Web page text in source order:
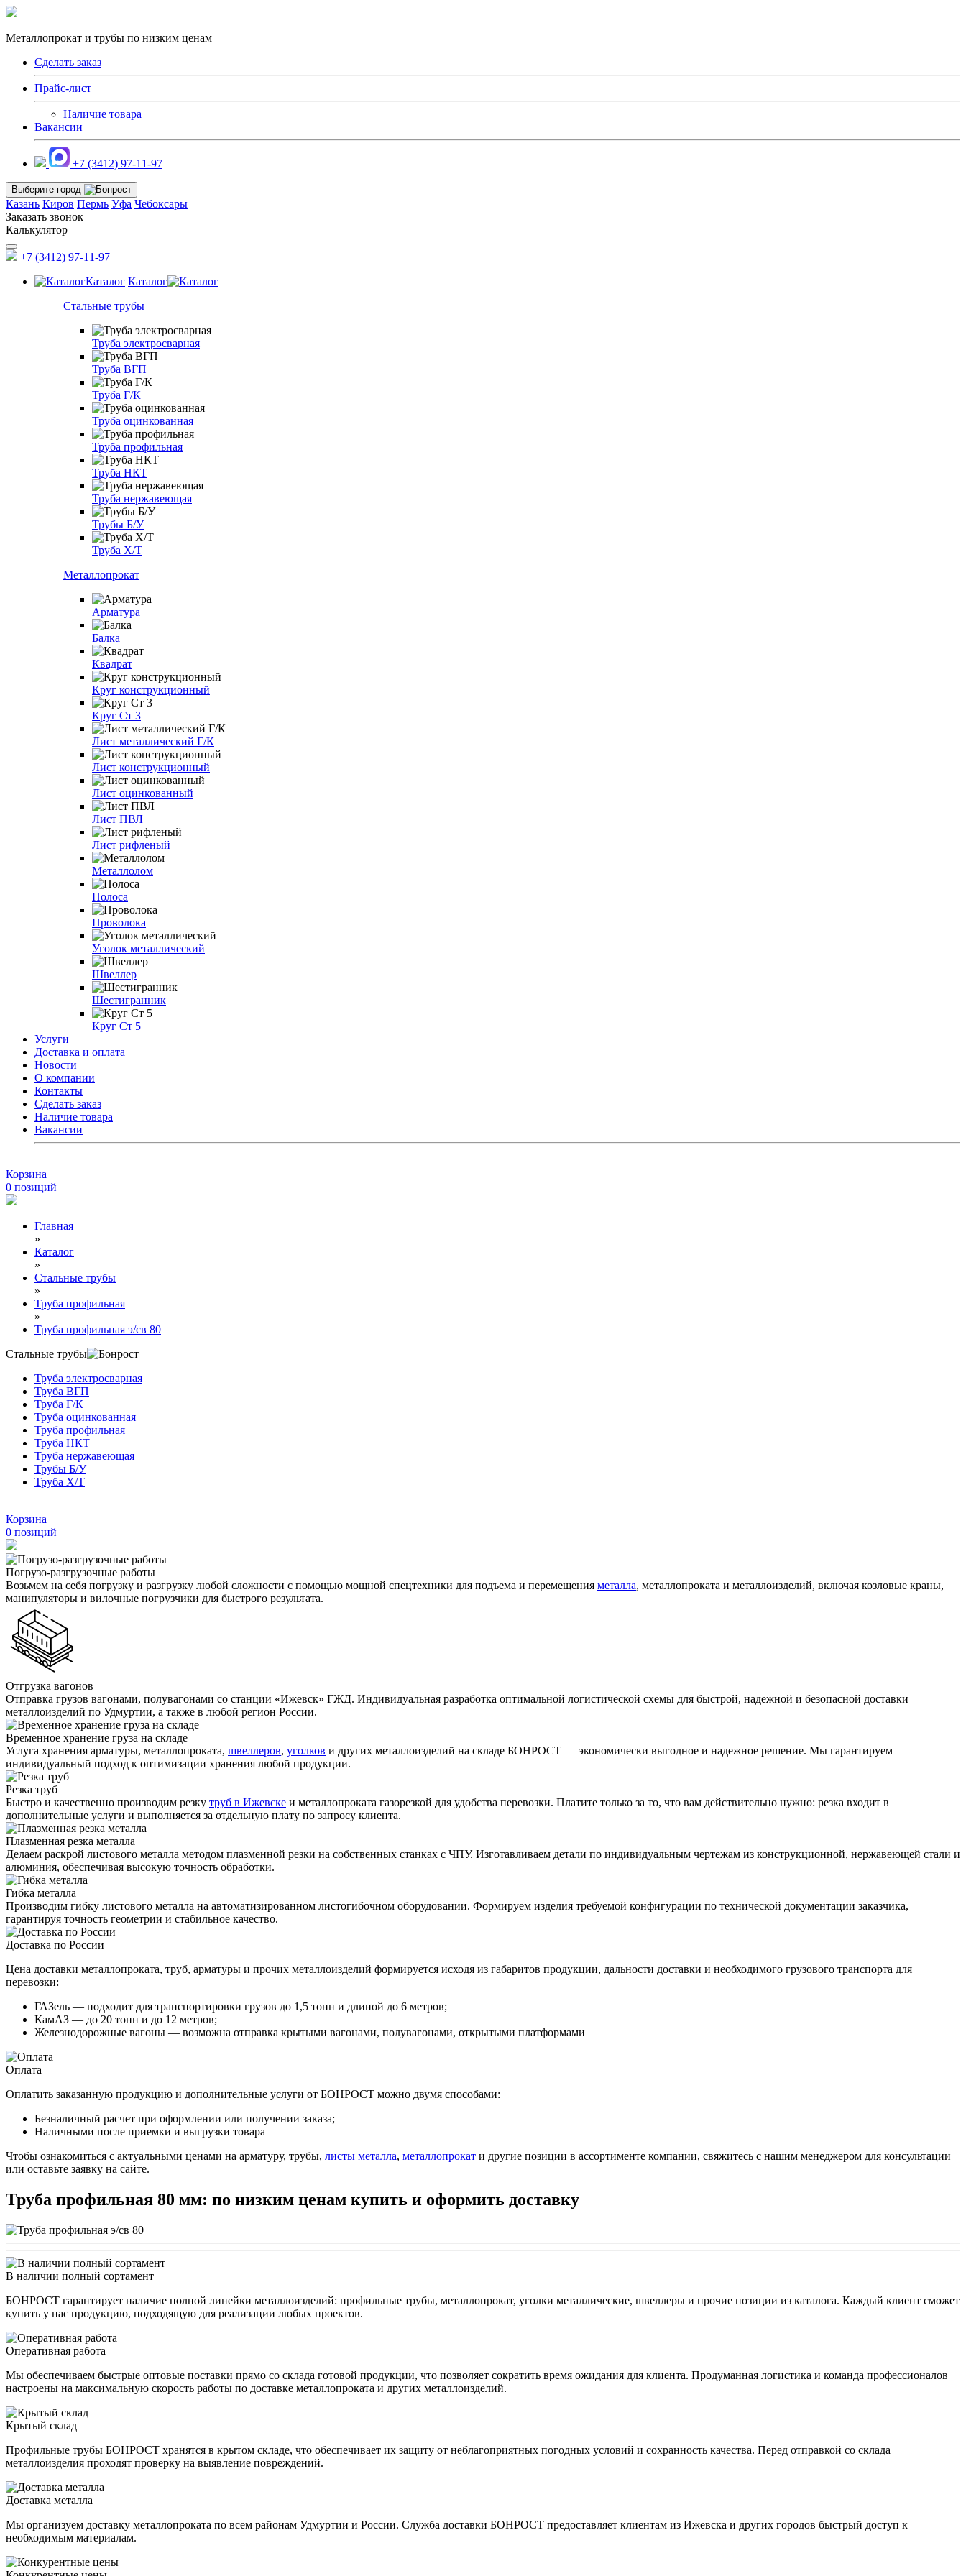
Металлопрокат и трубы по низким ценам
Сделать заказ
Прайс-лист
Наличие товара
Вакансии
+7 (3412) 97-11-97
Выберите город
Казань Киров Пермь Уфа Чебоксары
Заказать звонок
Калькулятор
+7 (3412) 97-11-97
Каталог Каталог
Стальные трубы
Труба электросварная
Труба ВГП
Труба Г/К
Труба оцинкованная
Труба профильная
Труба НКТ
Труба нержавеющая
Трубы Б/У
Труба Х/Т
Металлопрокат
Арматура
Балка
Квадрат
Круг конструкционный
Круг Ст 3
Лист металлический Г/К
Лист конструкционный
Лист оцинкованный
Лист ПВЛ
Лист рифленый
Металлолом
Полоса
Проволока
Уголок металлический
Швеллер
Шестигранник
Круг Ст 5
Услуги
Доставка и оплата
Новости
О компании
Контакты
Сделать заказ
Наличие товара
Вакансии
Корзина
0 позиций
Главная
»
Каталог
»
Стальные трубы
»
Труба профильная
»
Труба профильная э/св 80
Стальные трубы
Труба электросварная
Труба ВГП
Труба Г/К
Труба оцинкованная
Труба профильная
Труба НКТ
Труба нержавеющая
Трубы Б/У
Труба Х/Т
Корзина
0 позиций
Погрузо-разгрузочные работы
Возьмем на себя погрузку и разгрузку любой сложности с помощью мощной спецтехники для подъема и перемещения металла, металлопроката и металлоизделий, включая козловые краны,
манипуляторы и вилочные погрузчики для быстрого результата.
Отгрузка вагонов
Отправка грузов вагонами, полувагонами со станции «Ижевск» ГЖД. Индивидуальная разработка оптимальной логистической схемы для быстрой, надежной и безопасной доставки
металлоизделий по Удмуртии, а также в любой регион России.
Временное хранение груза на складе
Услуга хранения арматуры, металлопроката, швеллеров, уголков и других металлоизделий на складе БОНРОСТ — экономически выгодное и надежное решение. Мы гарантируем
индивидуальный подход к оптимизации хранения любой продукции.
Резка труб
Быстро и качественно производим резку труб в Ижевске и металлопроката газорезкой для удобства перевозки. Платите только за то, что вам действительно нужно: резка входит в
дополнительные услуги и выполняется за отдельную плату по запросу клиента.
Плазменная резка металла
Делаем раскрой листового металла методом плазменной резки на собственных станках с ЧПУ. Изготавливаем детали по индивидуальным чертежам из конструкционной, нержавеющей стали и
алюминия, обеспечивая высокую точность обработки.
Гибка металла
Производим гибку листового металла на автоматизированном листогибочном оборудовании. Формируем изделия требуемой конфигурации по технической документации заказчика,
гарантируя точность геометрии и стабильное качество.
Доставка по России
Цена доставки металлопроката, труб, арматуры и прочих металлоизделий формируется исходя из габаритов продукции, дальности доставки и необходимого грузового транспорта для
перевозки:
ГАЗель — подходит для транспортировки грузов до 1,5 тонн и длиной до 6 метров;
КамАЗ — до 20 тонн и до 12 метров;
Железнодорожные вагоны — возможна отправка крытыми вагонами, полувагонами, открытыми платформами
Оплата
Оплатить заказанную продукцию и дополнительные услуги от БОНРОСТ можно двумя способами:
Безналичный расчет при оформлении или получении заказа;
Наличными после приемки и выгрузки товара
Чтобы ознакомиться с актуальными ценами на арматуру, трубы, листы металла, металлопрокат и другие позиции в ассортименте компании, свяжитесь с нашим менеджером для консультации
или оставьте заявку на сайте.
Труба профильная 80 мм: по низким ценам купить и оформить доставку
В наличии полный сортамент
БОНРОСТ гарантирует наличие полной линейки металлоизделий: профильные трубы, металлопрокат, уголки металлические, швеллеры и прочие позиции из каталога. Каждый клиент сможет
купить у нас продукцию, подходящую для реализации любых проектов.
Оперативная работа
Мы обеспечиваем быстрые оптовые поставки прямо со склада готовой продукции, что позволяет сократить время ожидания для клиента. Продуманная логистика и команда профессионалов
настроены на максимальную скорость работы по доставке металлопроката и других металлоизделий.
Крытый склад
Профильные трубы БОНРОСТ хранятся в крытом складе, что обеспечивает их защиту от неблагоприятных погодных условий и сохранность качества. Перед отправкой со склада
металлоизделия проходят проверку на выявление повреждений.
Доставка металла
Мы организуем доставку металлопроката по всем районам Удмуртии и России. Служба доставки БОНРОСТ предоставляет клиентам из Ижевска и других городов быстрый доступ к
необходимым материалам.